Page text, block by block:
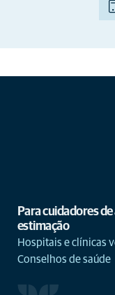
Para cuidadores
estimação
Hospitais e clínicas
Conselhos de saúde